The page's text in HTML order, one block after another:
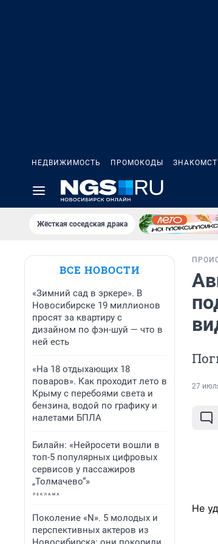
НЕДВИЖИМОСТЬ ПРОМОКОДЫ
Жёсткая соседская драка
ВСЕ НОВОСТИ
«Зимний сад в эркере». В
Новосибирске 19 миллионов
просят за квартиру с
дизайном по фэн-шуй — что в
ней есть
«На 18 отдыхающих 18
поваров». Как проходит лето в
Крыму с перебоями света и
бензина, водой по графику и
налетами БПЛА
Билайн: «Нейросети вошли в
топ-5 популярных цифровых
сервисов у пассажиров
„Толмачево“»
Поколение «N». 5 молодых и
перспективных актеров из
27
Не